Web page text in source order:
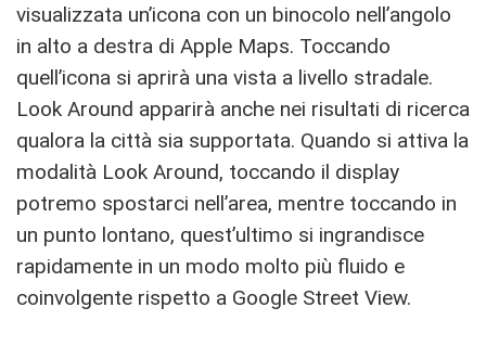
visualizzata un’icona con un binocolo nell’angolo
in alto a destra di Apple Maps. Toccando
quell’icona si aprirà una vista a livello stradale.
Look Around apparirà anche nei risultati di ricerca
qualora la città sia supportata. Quando si attiva la
modalità Look Around, toccando il display
potremo spostarci nell’area, mentre toccando in
un punto lontano, quest’ultimo si ingrandisce
rapidamente in un modo molto più fluido e
coinvolgente rispetto a Google Street View.